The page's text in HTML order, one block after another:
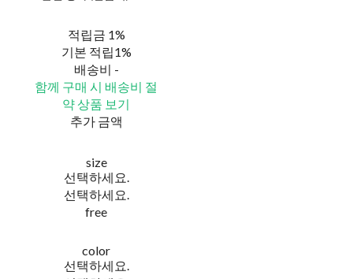
적립금 1%
기본 적립1%
배송비 -
함께 구매 시 배송비 절
약 상품 보기
추가 금액
size
선택하세요.
선택하세요.
free
color
선택하세요.